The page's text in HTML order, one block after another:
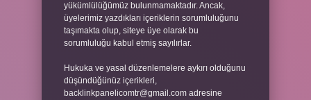
yükümlülüğümüz bulunmamaktadır. Ancak,
üyelerimiz yazdıkları içeriklerin sorumluluğunu
taşımakta olup, siteye üye olarak bu
sorumluluğu kabul etmiş sayılırlar.
Hukuka ve yasal düzenlemelere aykırı olduğunu
düşündüğünüz içerikleri,
backlinkpanelicomtr@gmail.com adresine